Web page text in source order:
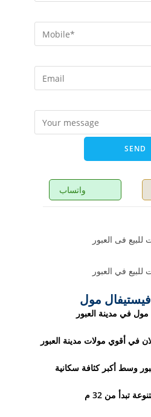
واتساب
فيستيفال مول
في مدينة العبور
في أقوي مولات مدينة العبور
وسط أكبر كثافة سكانية
تبدأ من 32 م